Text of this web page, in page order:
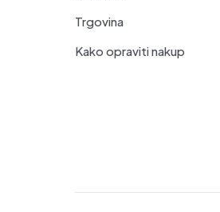
Trgovina
Kako opraviti nakup